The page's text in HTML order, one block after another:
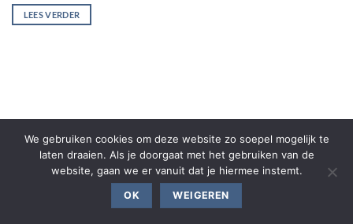
LEES VERDER
We gebruiken cookies om deze website zo soepel mogelijk te
laten draaien. Als je doorgaat met het gebruiken van de
website, gaan we er vanuit dat je hiermee instemt.
OK WEIGEREN